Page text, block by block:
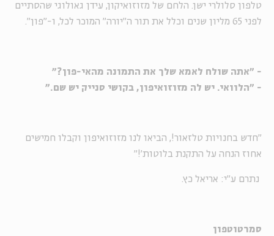
טלפון סלולרי ישן. הלחם של מזוזואיקון, עידן גאולוגי שהסתיים
לפני 65 מליון שנים וכלל את תור ה"יורה" המוכר לכל, ו-"פון".
- "אתה שולח לאמא שלך את התמונה מהאי-פון?"
- "הלוואי. יש לה מזוזואיפון, בקושי סנייק יש שם."
"חדש בחנויות טלזאור!, הביאו לנו מזוזואיפון וקבלו חמישים
אחוז הנחה על התקנת בלוטות'!"
נתרם ע"י: אריאל כץ.
סמרטוטפון